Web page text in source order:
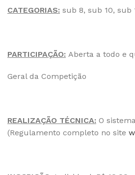
CATEGORIAS: sub 8, sub 10, sub
PARTICIPAÇÃO: Aberta a todo e
Geral da Competição
REALIZAÇÃO TÉCNICA: O
(Regulamento completo no site